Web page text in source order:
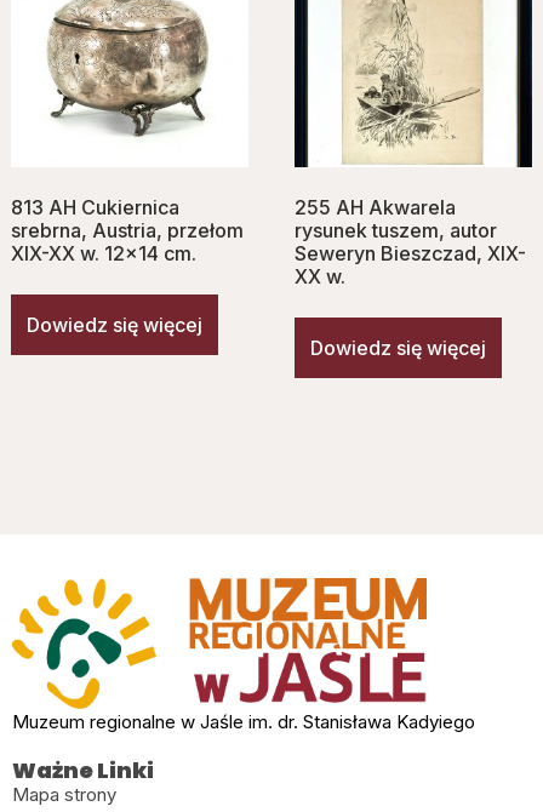
813 AH Cukiernica
srebrna, Austria, przełom
XIX-XX w. 12×14 cm.
Dowiedz się więcej
255 AH Akwarela
rysunek tuszem, autor
Seweryn Bieszczad, XIX-
XX w.
Dowiedz się więcej
Muzeum regionalne w Jaśle im. dr. Stanisława Kadyiego
Ważne Linki
Mapa strony